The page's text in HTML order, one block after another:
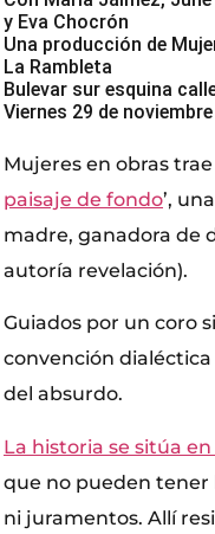
y Eva Chocrón
Una producción de
La Rambleta
Bulevar sur esquina
Viernes 29 de
Mujeres en obras
paisaje de fondo’,
madre, ganadora de
autoría revelación).
Guiados por un coro
convención
del absurdo.
La historia se sitúa
que no pueden tener
ni juramentos. Allí